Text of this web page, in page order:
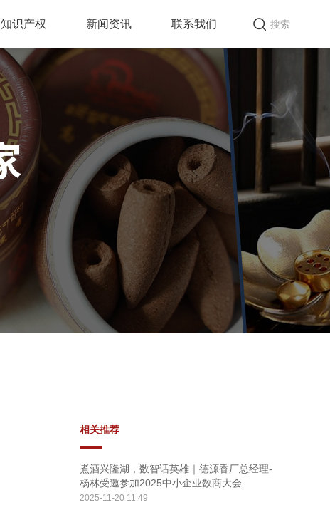
知识产权 新闻资讯 联系我们 搜索
相关推荐
煮酒兴隆湖，数智话英雄｜德源香厂总经理-
杨林受邀参加2025中小企业数商大会
2025-11-20 11:49